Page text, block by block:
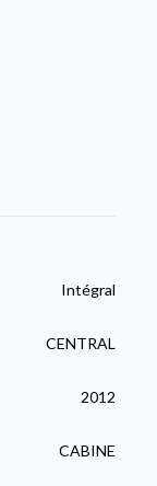
Intégral
CENTRAL
2012
CABINE